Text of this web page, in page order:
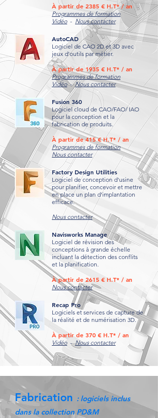
À partir de 2385 € H.T* / an
Programmes de formation
Vidéo - Nous contacter
AutoCAD
Logiciel de CAO 2D et 3D avec
jeux d'outils par métier.
À partir de 1935 € H.T* / an
Programmes de formation
Vidéo -Nous contacter
Fusion 360
Logiciel cloud de CAO/FAO/ IAO
pour la conception et la
fabrication de produits.
À partir de 415 € H.T* / an
Programmes de formation
Nous contacter
Factory Design Utilities
Logiciel de conception d'usine
pour planifier, concevoir et mettre
en place un plan d'implantation
efficace.
Nous contacter
Navisworks Manage
Logiciel de révision des
conceptions à grande échelle
incluant la détection des conflits
et la planification.
À partir de 2615 € H.T* / an
Nous contacter
Recap Pro
Logiciels et services de capture de
la réalité et de numérisation 3D.
À partir de 370 € H.T* / an
Vidéo -Nous contacter
Fabrication : logiciels inclus
dans la collection PD&M